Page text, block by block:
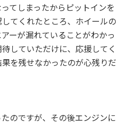
てしまったからピットインを
てくれたところ、ホイールの
ーが漏れていることがわかっ
していただけに、応援してく
を残せなかったのが心残りだ
たのですが、その後エンジンに